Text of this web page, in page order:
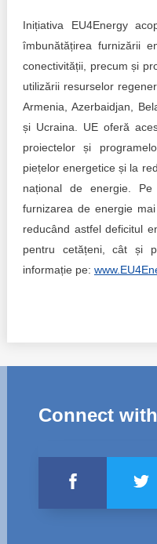
Inițiativa EU4Energy
îmbunătățirea furnizării
conectivității, precum și
utilizării resurselor
Armenia, Azerbaidjan,
și Ucraina. UE oferă
proiectelor și
piețelor energetice și la
național de energie.
furnizarea de energie
reducând astfel deficitul
pentru cetățeni, cât și
informație pe:
Connect